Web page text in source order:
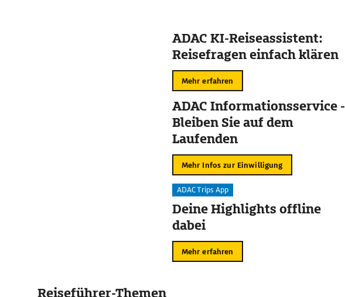
ADAC KI-Reiseassistent:
Reisefragen einfach klären
Mehr erfahren
ADAC Informationsservice -
Bleiben Sie auf dem
Laufenden
Mehr Infos zur Einwilligung
ADAC Trips App
Deine Highlights offline
dabei
Mehr erfahren
Reiseführer-Themen